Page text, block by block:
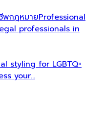
พกฎหมายProfessional
professionals in
styling for LGBTQ+
your…